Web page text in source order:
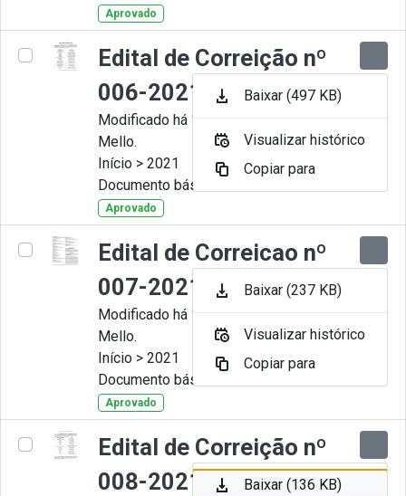
Aprovado
Edital de Correição nº
006-2021
Modificado há 11 Meses por Artur
Mello.
Início > 2021
Documento básico
Aprovado
Edital de Correicao nº
007-2021
Modificado há 11 Meses por Artur
Mello.
Início > 2021
Documento básico
Aprovado
Edital de Correição nº
008-2021
Baixar (497 KB)
Visualizar histórico
Copiar para
Baixar (237 KB)
Visualizar histórico
Copiar para
Baixar (136 KB)